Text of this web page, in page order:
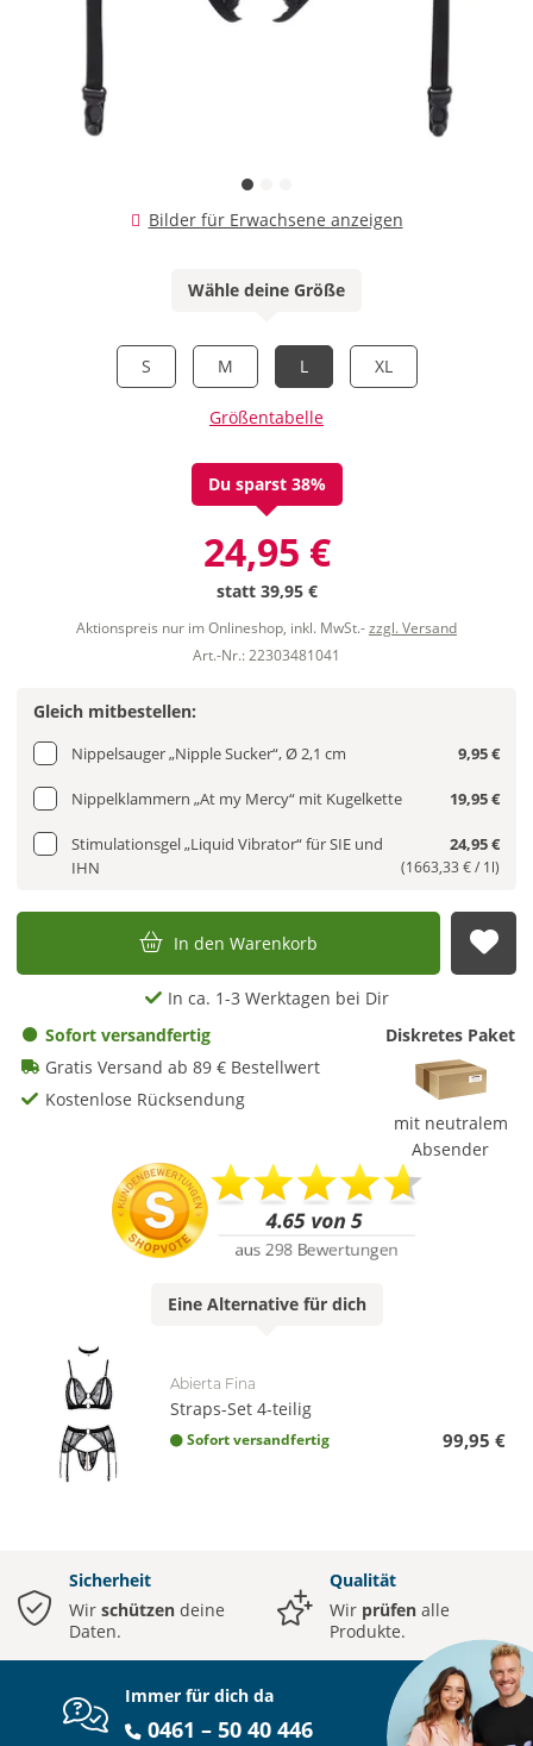
Bilder für Erwachsene anzeigen
Wähle deine Größe
S M L XL
Größentabelle
Du sparst 38%
24,95 €
statt 39,95 €
Aktionspreis nur im Onlineshop, inkl. MwSt.-zzgl. Versand
Art.-Nr.: 22303481041
Gleich mitbestellen:
Nippelsauger „Nipple Sucker“, Ø 2,1 cm 9,95 €
Nippelklammern „At my Mercy“ mit Kugelkette 19,95 €
Stimulationsgel „Liquid Vibrator“ für SIE und
IHN
24,95 €
(1663,33 € / 1l)
In den Warenkorb
In ca. 1-3 Werktagen bei Dir
Sofort versandfertig
Gratis Versand ab 89 € Bestellwert
Kostenlose Rücksendung
Diskretes Paket
mit neutralem
Absender
Eine Alternativefür dich
Abierta Fina
Straps-Set 4-teilig
Sofort versandfertig 99,95 €
Sicherheit
Wir schützen deine
Daten.
Qualität
Wir prüfen alle
Produkte.
Immer für dich da
0461 – 50 40 446